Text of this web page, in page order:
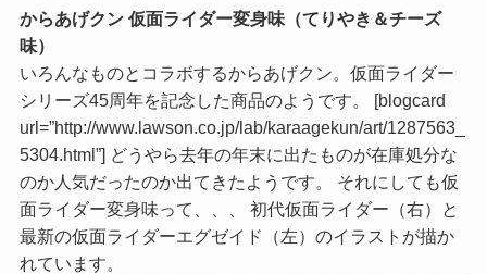
からあげクン 仮面ライダー変身味（てりやき＆チーズ
味）
いろんなものとコラボするからあげクン。仮面ライダー
シリーズ45周年を記念した商品のようです。 [blogcard
url=”http://www.lawson.co.jp/lab/karaagekun/art/1287563_
5304.html”] どうやら去年の年末に出たものが在庫処分な
のか人気だったのか出てきたようです。 それにしても仮
面ライダー変身味って、、、 初代仮面ライダー（右）と
最新の仮面ライダーエグゼイド（左）のイラストが描か
れています。